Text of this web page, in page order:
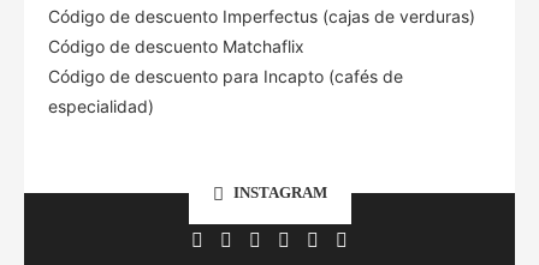
Código de descuento Imperfectus (cajas de verduras)
Código de descuento Matchaflix
Código de descuento para Incapto (cafés de
especialidad)
INSTAGRAM